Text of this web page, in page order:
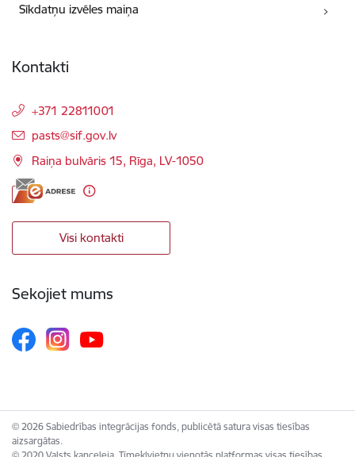
Sīkdatņu izvēles maiņa
Kontakti
+371 22811001
E-pasts:
pasts@sif.gov.lv
Raiņa bulvāris 15, Rīga, LV-1050
Visi kontakti
Sekojiet mums
© 2026 Sabiedrības integrācijas fonds, publicētā satura visas tiesības
aizsargātas.